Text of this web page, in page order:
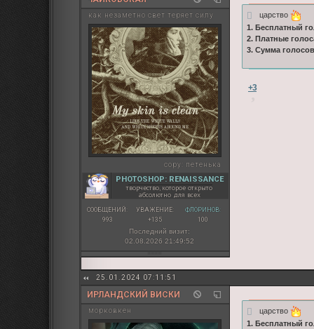
как незаметно свет теряет силу
copy: петенька
PHOTOSHOP: RENAISSANCE
творчество, которое открыто
абсолютно для всех
СООБЩЕНИЙ:
993
УВАЖЕНИЕ:
+135
ФЛОРИНОВ:
100
Последний визит:
02.08.2026 21:49:52
царство
1. Бесплатный
2. Платные
3. Сумма
+3
25.01.2024 07:11:51
ИРЛАНДСКИЙ ВИСКИ
морковкен
царство
1. Бесплатный